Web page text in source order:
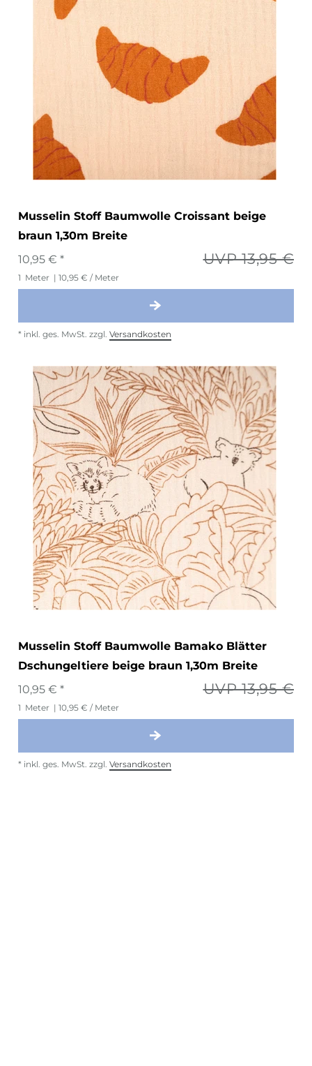
Musselin Stoff Baumwolle Croissant beige
braun 1,30m Breite
UVP 13,95 €
10,95 € *
1 Meter | 10,95 € / Meter
* inkl. ges. MwSt. zzgl. Versandkosten
Musselin Stoff Baumwolle Bamako Blätter
Dschungeltiere beige braun 1,30m Breite
UVP 13,95 €
10,95 € *
1 Meter | 10,95 € / Meter
* inkl. ges. MwSt. zzgl. Versandkosten